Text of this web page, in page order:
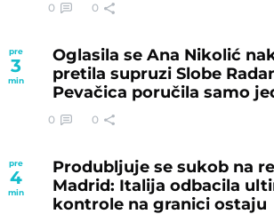
0 0
pre
3
min
Oglasila se Ana Nikolić
pretila supruzi Slobe
Pevačica poručila samo
0 0
pre
4
min
Produbljuje se sukob na
Madrid: Italija odbacila
kontrole na granici ostaju